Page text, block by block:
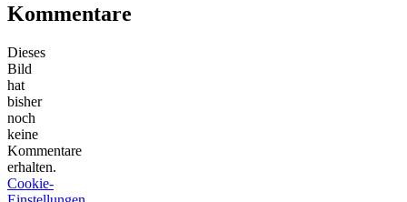
Kommentare
Dieses
Bild
hat
bisher
noch
keine
Kommentare
erhalten.
Cookie-